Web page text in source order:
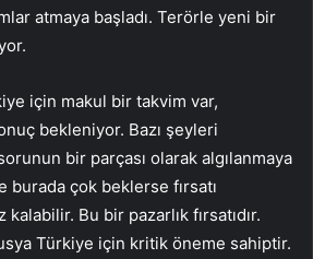
atmaya başladı. Terörle yeni bir
için makul bir takvim var,
bekleniyor. Bazı şeyleri
bir parçası olarak algılanmaya
burada çok beklerse fırsatı
kalabilir. Bu bir pazarlık fırsatıdır.
Türkiye için kritik öneme sahiptir.